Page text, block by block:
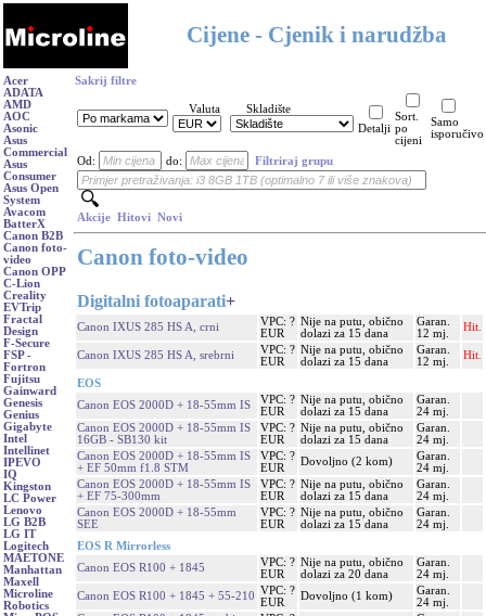
Cijene - Cjenik i narudžba
Acer
ADATA
AMD
AOC
Asonic
Asus
Commercial
Asus
Consumer
Asus Open
System
Avacom
BatterX
Canon B2B
Canon foto-
video
Canon OPP
C-Lion
Creality
EVTrip
Fractal
Design
F-Secure
FSP -
Fortron
Fujitsu
Gainward
Genesis
Genius
Gigabyte
Intel
Intellinet
IPEVO
IQ
Kingston
LC Power
Lenovo
LG B2B
LG IT
Logitech
MAETONE
Manhattan
Maxell
Microline
Robotics
Sakrij filtre
Valuta
Skladište
Detalji
Sort.
po
cijeni
Samo
isporučivo
Od: do: Filtriraj grupu
Akcije Hitovi Novi
Canon foto-video
Digitalni fotoaparati+
Canon IXUS 285 HS A, crni
VPC: ?
EUR
Nije na putu, obično
dolazi za 15 dana
Garan.
12 mj.
Hit.
Canon IXUS 285 HS A, srebrni
VPC: ?
EUR
Nije na putu, obično
dolazi za 15 dana
Garan.
12 mj.
Hit.
EOS
Canon EOS 2000D + 18-55mm IS
VPC: ?
EUR
Nije na putu, obično
dolazi za 15 dana
Garan.
24 mj.
Canon EOS 2000D + 18-55mm IS
16GB - SB130 kit
VPC: ?
EUR
Nije na putu, obično
dolazi za 15 dana
Garan.
24 mj.
Canon EOS 2000D + 18-55mm IS
+ EF 50mm f1.8 STM
VPC: ?
EUR
Dovoljno (2 kom)
Garan.
24 mj.
Canon EOS 2000D + 18-55mm IS
+ EF 75-300mm
VPC: ?
EUR
Nije na putu, obično
dolazi za 15 dana
Garan.
24 mj.
Canon EOS 2000D + 18-55mm
SEE
VPC: ?
EUR
Nije na putu, obično
dolazi za 15 dana
Garan.
24 mj.
EOS R Mirrorless
Canon EOS R100 + 1845
VPC: ?
EUR
Nije na putu, obično
dolazi za 20 dana
Garan.
24 mj.
Canon EOS R100 + 1845 + 55-210 VPC: ?
EUR
Dovoljno (1 kom)
Garan.
24 mj.